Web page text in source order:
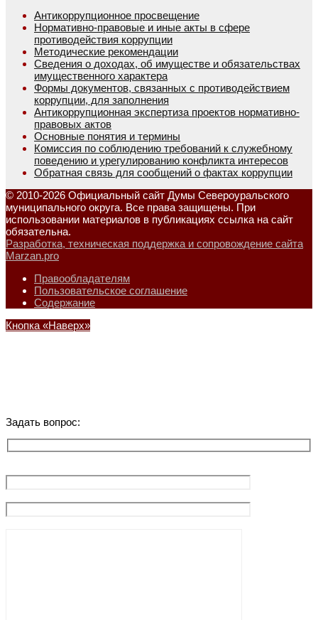
Антикоррупционное просвещение
Нормативно-правовые и иные акты в сфере
противодействия коррупции
Методические рекомендации
Сведения о доходах, об имуществе и обязательствах
имущественного характера
Формы документов, связанных с противодействием
коррупции, для заполнения
Антикоррупционная экспертиза проектов нормативно-
правовых актов
Основные понятия и термины
Комиссия по соблюдению требований к служебному
поведению и урегулированию конфликта интересов
Обратная связь для сообщений о фактах коррупции
© 2010-2026 Официальный сайт Думы Североуральского
муниципального округа. Все права защищены. При
использовании материалов в публикациях ссылка на сайт
обязательна.
Разработка, техническая поддержка и сопровождение сайта
Marzan.pro
Правообладателям
Пользовательское соглашение
Содержание
Кнопка «Наверх»
Задать вопрос: